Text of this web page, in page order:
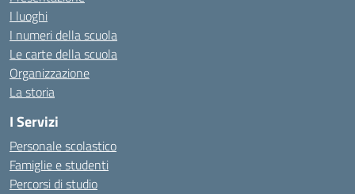
I luoghi
I numeri della scuola
Le carte della scuola
Organizzazione
La storia
I Servizi
Personale scolastico
Famiglie e studenti
Percorsi di studio